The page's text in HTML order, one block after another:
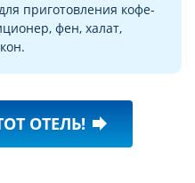
приготовления кофе-
фен, халат,
ОТЕЛЬ! forward